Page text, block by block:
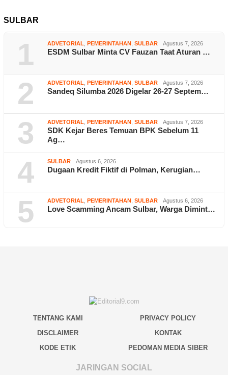
SULBAR
1 ADVETORIAL PEMERINTAHAN SULBAR Agustus 7, 2026
ESDM Sulbar Minta CV Fauzan Taat Aturan …
2 ADVETORIAL PEMERINTAHAN SULBAR Agustus 7, 2026
Sandeq Silumba 2026 Digelar 26-27 Septem…
3 ADVETORIAL PEMERINTAHAN SULBAR Agustus 7, 2026
SDK Kejar Beres Temuan BPK Sebelum 11
Ag…
4 SULBAR Agustus 6, 2026
Dugaan Kredit Fiktif di Polman, Kerugian…
5 ADVETORIAL PEMERINTAHAN SULBAR Agustus 6, 2026
Love Scamming Ancam Sulbar, Warga Dimint…
TENTANG KAMI
PRIVACY POLICY
DISCLAIMER
KONTAK
KODE ETIK
PEDOMAN MEDIA SIBER
JARINGAN SOCIAL